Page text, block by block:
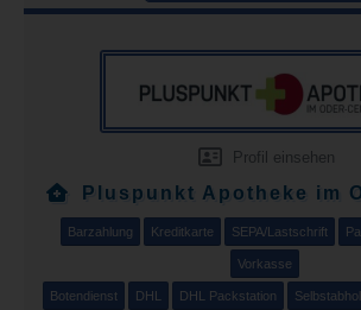
Profil einsehen
Pluspunkt Apotheke im
Barzahlung Kreditkarte SEPA/Lastschrift
Vorkasse
Botendienst DHL DHL Packstation